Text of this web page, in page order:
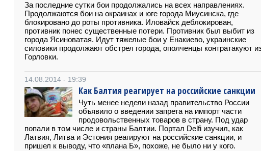
За последние сутки бои продолжались на всех направлениях.
Продолжаются бои на окраинах и юге города Миусинска, где
блокировано до роты противника. Иловайск деблокирован,
противник понес существенные потери. Противник был выбит из
города Ясиноватая. Идут тяжелые бои у Енакиево, украинские
силовики продолжают обстрел города, ополченцы контратакуют
Горловки.
14.08.2014 - 19:39
Как Балтия реагирует на российские санкции
Чуть менее недели назад правительство России
объявило о введении запрета на импорт части
продовольственных товаров в страну. Под удар
попали в том числе и страны Балтии. Портал Delfi изучил, как
Латвия, Литва и Эстония реагируют на российские санкции, и
пришел к выводу, что «плана Б», похоже, не было ни у кого.